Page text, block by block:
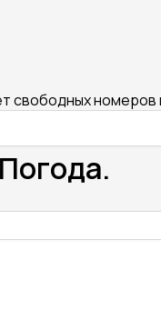
свободных номеров